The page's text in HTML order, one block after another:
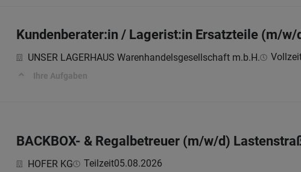
Kundenberater:in / Lagerist:in Ersatzteile (m/
UNSER LAGERHAUS Warenhandelsgesellschaft m.b.H.
Ihre Aufgaben
BACKBOX- & Regalbetreuer (m/w/d)
HOFER KG Teilzeit05.08.2026